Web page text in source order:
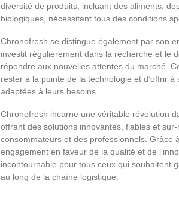
diversité de produits, incluant des aliments,
biologiques, nécessitant tous des conditions
Chronofresh se distingue également par son
investit régulièrement dans la recherche et le
répondre aux nouvelles attentes du marché.
rester à la pointe de la technologie et d’offrir
adaptées à leurs besoins.
Chronofresh incarne une véritable révolution
offrant des solutions innovantes, fiables et
consommateurs et des professionnels. Grâce
engagement en faveur de la qualité et de
incontournable pour tous ceux qui souhaitent
au long de la chaîne logistique.